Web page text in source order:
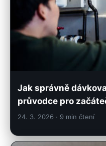
Jak správně
průvodce pro
24. 3. 2026 · 9 min čtení